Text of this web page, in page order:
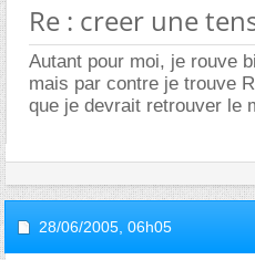
Re : creer une
Autant pour moi, je rouve
mais par contre je trouve
que je devrait retrouver le
28/06/2005, 06h05